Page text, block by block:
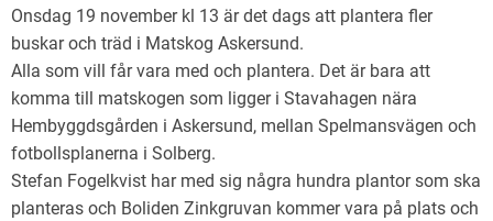
Onsdag 19 november kl 13 är det dags att plantera fler
buskar och träd i Matskog Askersund.
Alla som vill får vara med och plantera. Det är bara att
komma till matskogen som ligger i Stavahagen nära
Hembyggdsgården i Askersund, mellan Spelmansvägen och
fotbollsplanerna i Solberg.
Stefan Fogelkvist har med sig några hundra plantor som ska
planteras och Boliden Zinkgruvan kommer vara på plats och